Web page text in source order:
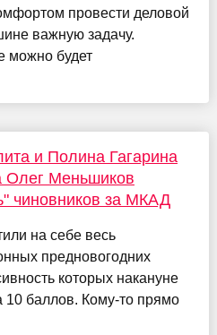
провести деловой
важную задачу.
можно будет
и Полина Гагарина
Олег Меньшиков
чиновников за МКАД
на себе весь
предновогодних
которых накануне
10 баллов. Кому-то прямо